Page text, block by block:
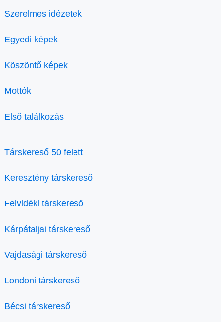
Szerelmes idézetek
Egyedi képek
Köszöntő képek
Mottók
Első találkozás
Társkereső 50 felett
Keresztény társkereső
Felvidéki társkereső
Kárpátaljai társkereső
Vajdasági társkereső
Londoni társkereső
Bécsi társkereső